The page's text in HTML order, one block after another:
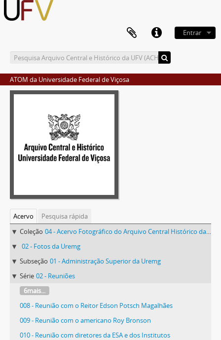
Entrar
ATOM da Universidade Federal de Viçosa
Acervo
Pesquisa rápida
Coleção 04 - Acervo Fotográfico do Arquivo Central Histórico da UFV
02 - Fotos da Uremg
Subseção 01 - Administração Superior da Uremg
Série 02 - Reuniões
6mais...
008 - Reunião com o Reitor Edson Potsch Magalhães
009 - Reunião com o americano Roy Bronson
010 - Reunião com diretores da ESA e dos Institutos